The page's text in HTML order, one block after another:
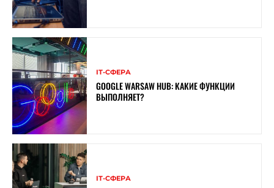
ІТ-СФЕРА
GOOGLE WARSAW HUB: КАКИЕ ФУНКЦИИ
ВЫПОЛНЯЕТ?
ІТ-СФЕРА